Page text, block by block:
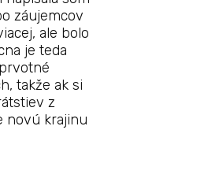
záujemcov
ale bolo
je teda
takže ak si
z
novú krajinu